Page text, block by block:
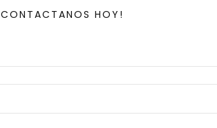
CONTACTANOS HOY!